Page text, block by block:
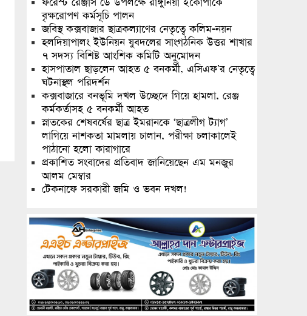
বৃক্ষরোপণ কর্মসূচি পালন
জবিস্থ কক্সবাজার ছাত্রকল্যাণের নেতৃত্বে কলিম-নয়ন
হলদিয়াপালং ইউনিয়ন যুবদলের সাংগঠনিক উত্তর শাখার
৭ সদস্য বিশিষ্ট আংশিক কমিটি অনুমোদন
হাসপাতাল ছাড়লেন আহত ৫ বনকর্মী, এসিএফ’র নেতৃত্বে
ঘটনাস্থল পরিদর্শন
কক্সবাজারে বনভূমি দখল উচ্ছেদে গিয়ে হামলা, রেঞ্জ
কর্মকর্তাসহ ৫ বনকর্মী আহত
স্নাতকের শেষবর্ষের ছাত্র ইমরানকে ‘ছাত্রলীগ ট্যাগ’
লাগিয়ে নাশকতা মামলায় চালান, পরীক্ষা চলাকালেই
পাঠানো হলো কারাগারে
প্রকাশিত সংবাদের প্রতিবাদ জানিয়েছেন এম মনজুর
আলম মেম্বার
টেকনাফে সরকারী জমি ও ভবন দখল!